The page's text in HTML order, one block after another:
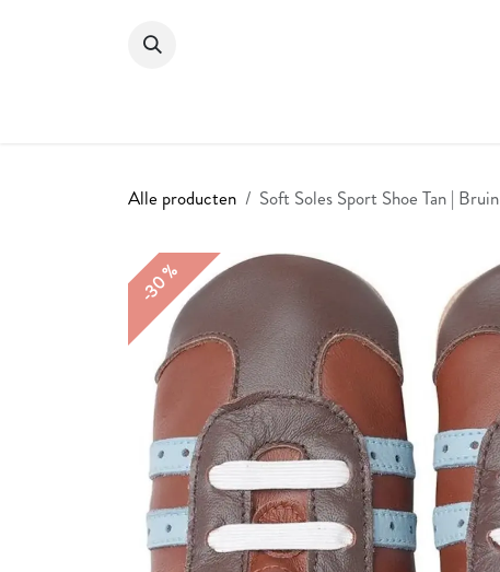
Alle producten Soft Soles Sport Shoe Tan | Bruin
-30 %